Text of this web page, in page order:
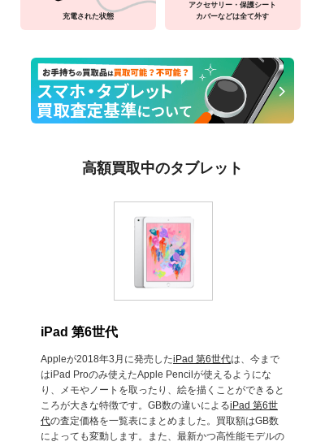
充電された状態
アクセサリー・保護シート
カバーなどは全て外す
高額買取中のタブレット
iPad 第6世代
Appleが2018年3月に発売したiPad 第6世代は、今まで
はiPad Proのみ使えたApple Pencilが使えるようにな
り、メモやノートを取ったり、絵を描くことができると
ころが大きな特徴です。GB数の違いによるiPad 第6世
代の査定価格を一覧表にまとめました。買取額はGB数
によっても変動します。また、最新かつ高性能モデルの